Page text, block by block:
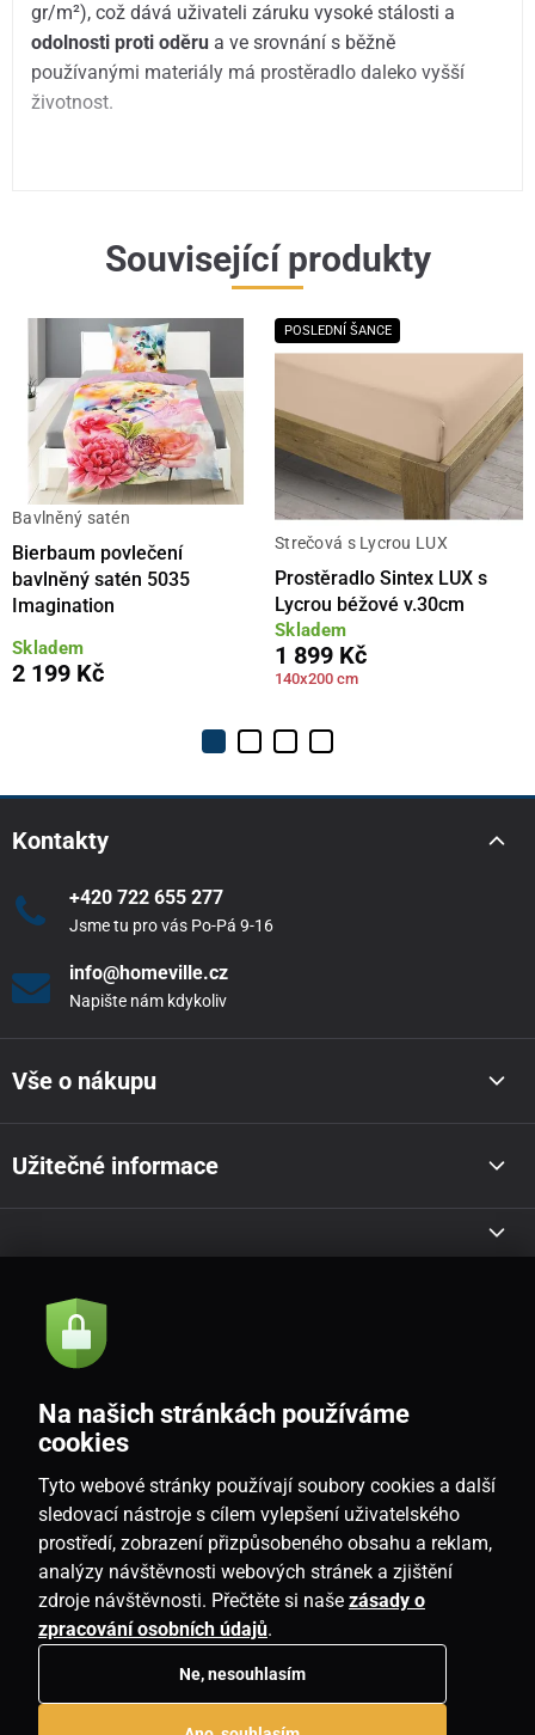
gr/m²), což dává uživateli záruku vysoké stálosti a
odolnosti proti oděru a ve srovnání s běžně
používanými materiály má prostěradlo daleko vyšší
životnost.
Související produkty
Bavlněný satén
Bierbaum povlečení
bavlněný satén 5035
Imagination
Skladem
2 199 Kč
POSLEDNÍ ŠANCE
Strečová s Lycrou LUX
Prostěradlo Sintex LUX s
Lycrou béžové v.30cm
Skladem
1 899 Kč
140x200 cm
Kontakty
+420 722 655 277
Jsme tu pro vás Po-Pá 9-16
info@homeville.cz
Napište nám kdykoliv
Vše o nákupu
Užitečné informace
Akce a novinky e-mailem
Souhlasím sezásadami zpracování osobních údajů
CZ
www.homeville.cz
Na našich stránkách používáme
cookies
Tyto webové stránky používají soubory cookies a další
sledovací nástroje s cílem vylepšení uživatelského
prostředí, zobrazení přizpůsobeného obsahu a reklam,
analýzy návštěvnosti webových stránek a zjištění
zdroje návštěvnosti. Přečtěte si naše zásady o
zpracování osobních údajů.
Ne, nesouhlasím